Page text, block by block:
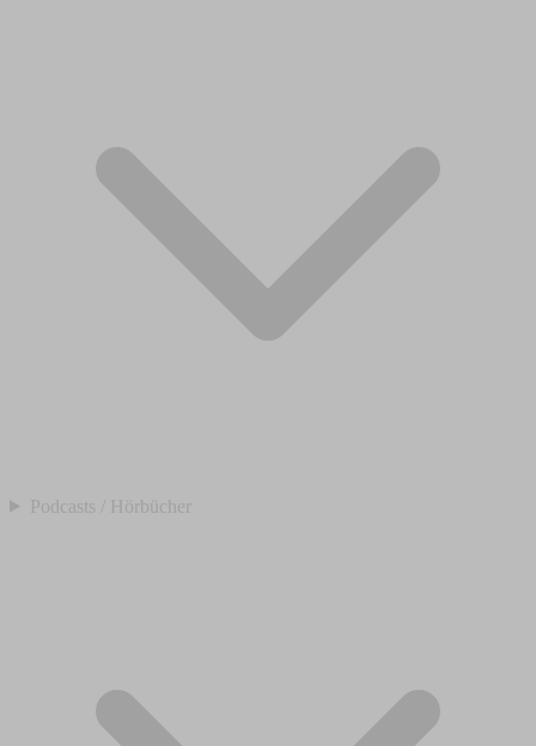
Podcasts / Hörbücher